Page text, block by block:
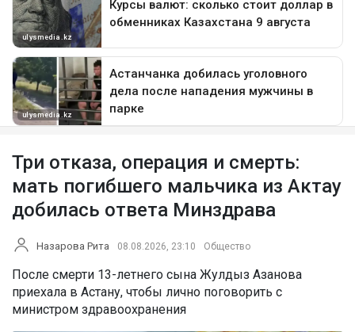
Три отказа, операция и смерть:
мать погибшего мальчика из Актау
добилась ответа Минздрава
Назарова Рита 08.08.2026, 23:10 Общество
После смерти 13-летнего сына Жулдыз Азанова
приехала в Астану, чтобы лично поговорить с
министром здравоохранения